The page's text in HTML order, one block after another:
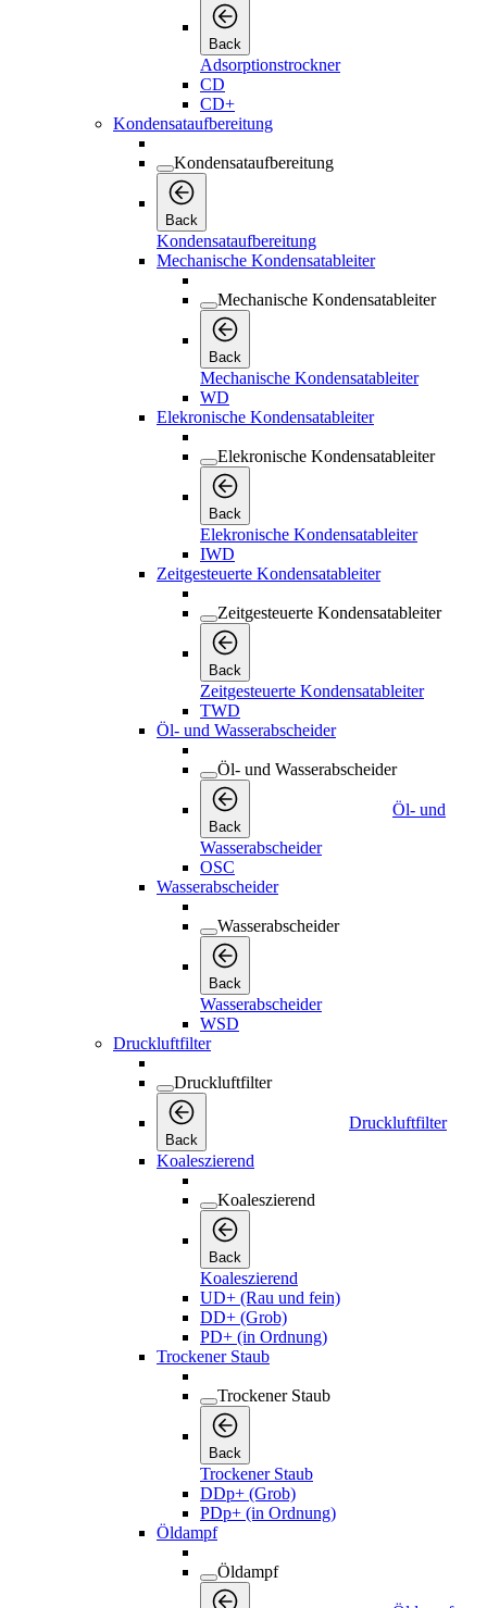
Back
Adsorptionstrockner
CD
CD+
Kondensataufbereitung
Kondensataufbereitung
Back
Kondensataufbereitung
Mechanische Kondensatableiter
Mechanische Kondensatableiter
Back
Mechanische Kondensatableiter
WD
Elekronische Kondensatableiter
Elekronische Kondensatableiter
Back
Elekronische Kondensatableiter
IWD
Zeitgesteuerte Kondensatableiter
Zeitgesteuerte Kondensatableiter
Back
Zeitgesteuerte Kondensatableiter
TWD
Öl- und Wasserabscheider
Öl- und Wasserabscheider
Back
Öl- und
Wasserabscheider
OSC
Wasserabscheider
Wasserabscheider
Back
Wasserabscheider
WSD
Druckluftfilter
Druckluftfilter
Back
Druckluftfilter
Koaleszierend
Koaleszierend
Back
Koaleszierend
UD+ (Rau und fein)
DD+ (Grob)
PD+ (in Ordnung)
Trockener Staub
Trockener Staub
Back
Trockener Staub
DDp+ (Grob)
PDp+ (in Ordnung)
Öldampf
Öldampf